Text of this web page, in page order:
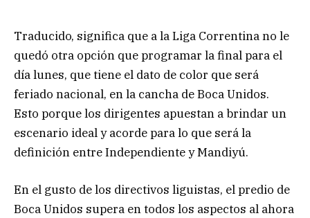
Traducido, significa que a la Liga Correntina no le
quedó otra opción que programar la final para el
día lunes, que tiene el dato de color que será
feriado nacional, en la cancha de Boca Unidos.
Esto porque los dirigentes apuestan a brindar un
escenario ideal y acorde para lo que será la
definición entre Independiente y Mandiyú.
En el gusto de los directivos liguistas, el predio de
Boca Unidos supera en todos los aspectos al ahora